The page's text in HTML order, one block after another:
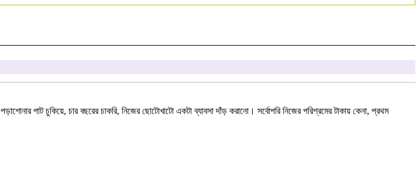
পাট চুকিয়ে, চার বছরের চাকরি, নিজের ছোটোখাটো একটা ব্যাবসা দাঁড় করানো। সর্বোপরি নিজের পরিশ্রমের টাকায় কেনা, প্রথম